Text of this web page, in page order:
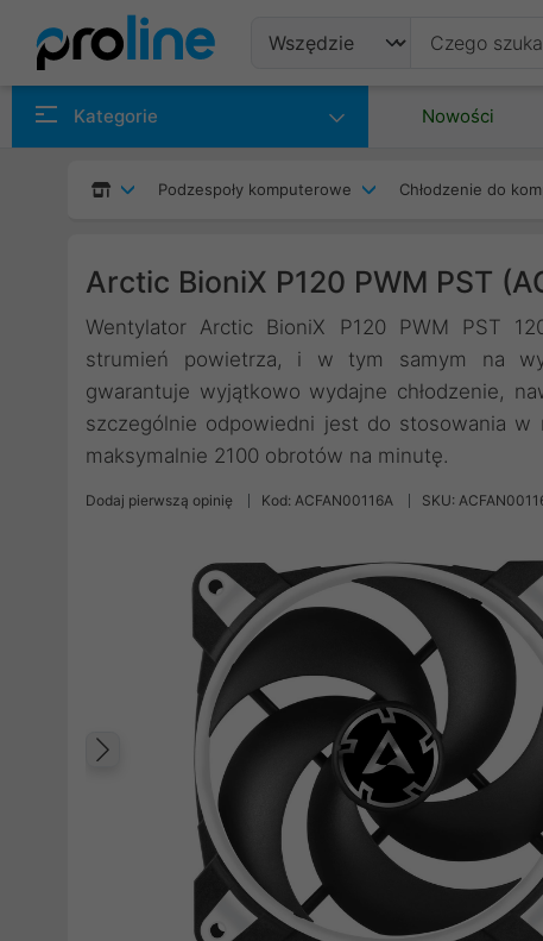
Kategorie Nowości
Podzespoły komputerowe Chłodzenie do
Arctic BioniX P120 PWM PST
Wentylator Arctic BioniX P120 PWM PST
strumień powietrza, i w tym samym na
gwarantuje wyjątkowo wydajne chłodzenie,
szczególnie odpowiedni jest do stosowania w
maksymalnie 2100 obrotów na minutę.
Dodaj pierwszą opinię Kod: ACFAN00116A SKU:
Poprzedni